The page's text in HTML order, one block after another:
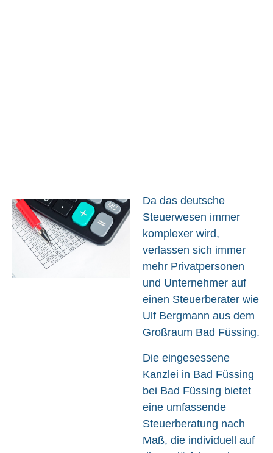
Da das deutsche
Steuerwesen immer
komplexer wird,
verlassen sich immer
mehr Privatpersonen
und Unternehmer auf
einen Steuerberater wie
Ulf Bergmann aus dem
Großraum Bad Füssing.
Die eingesessene
Kanzlei in Bad Füssing
bei Bad Füssing bietet
eine umfassende
Steuerberatung nach
Maß, die individuell auf